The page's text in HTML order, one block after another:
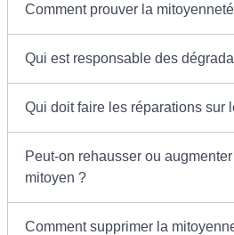
Comment prouver la
Qui est responsable des
Qui doit faire les réparations sur
Peut-on rehausser ou
mitoyen ?
Comment supprimer la